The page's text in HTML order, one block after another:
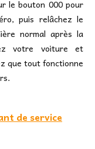
le bouton 000 pour
puis relâchez le
normal après la
votre voiture et
que tout fonctionne
de service